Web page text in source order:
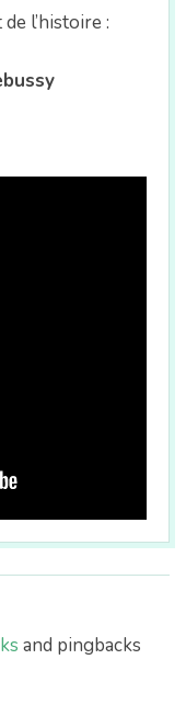
l’histoire :
and pingbacks